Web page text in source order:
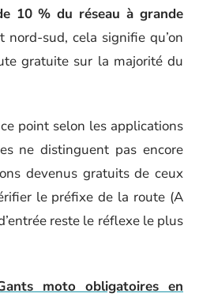
10 % du réseau à grande
nord-sud, cela signifie qu’on
gratuite sur la majorité du
point selon les applications
ne distinguent pas encore
devenus gratuits de ceux
le préfixe de la route (A
reste le réflexe le plus
moto obligatoires en